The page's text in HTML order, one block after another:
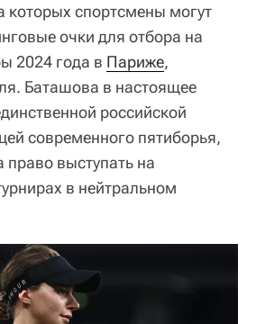
которых спортсмены могут
очки для отбора на
2024 года в Париже,
Баташова в настоящее
российской
современного пятиборья,
право выступать на
в нейтральном